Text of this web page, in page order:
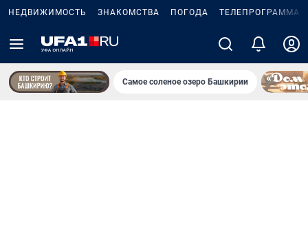
НЕДВИЖИМОСТЬ ЗНАКОМСТВА ПОГОДА ТЕЛЕПРОГРАММА
Самое соленое озеро Башкирии